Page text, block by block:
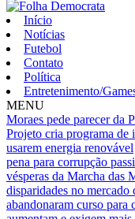
Início
Notícias
Futebol
Contato
Política
Entretenimento/
MENU
Moraes pede parecer da
Projeto cria programa de
usarem energia renovável
pena para corrupção
vésperas da Marcha das
disparidades no mercado
abandonaram curso para